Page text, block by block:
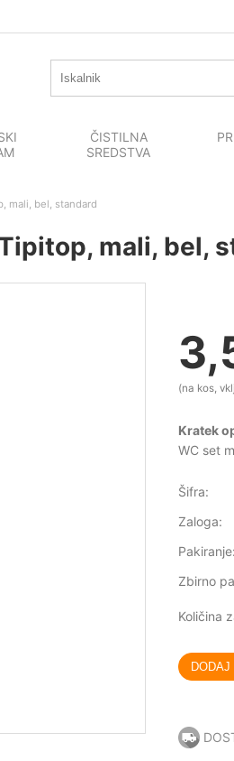
ČISTILNA
SREDSTVA
mali, bel, standard
mali, bel,
(na kos,
Kratek
WC set
Šifra:
Zaloga:
Pakiranje:
Zbirno
Količina